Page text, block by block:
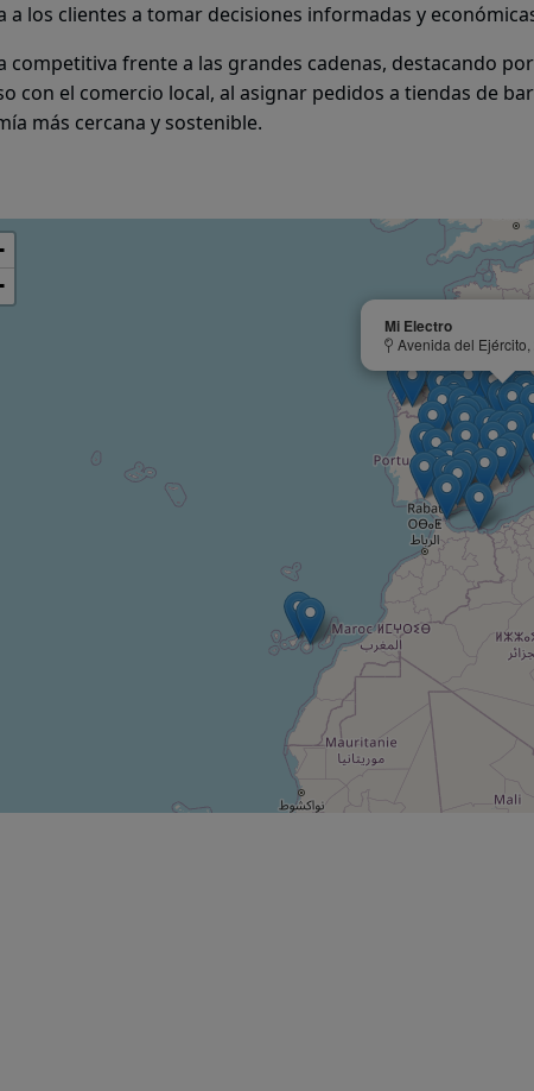
los clientes a tomar decisiones informadas y
frente a las grandes cadenas, destacando
con el comercio local, al asignar pedidos a tiendas de
más cercana y sostenible.
Mi Electro
Avenida del